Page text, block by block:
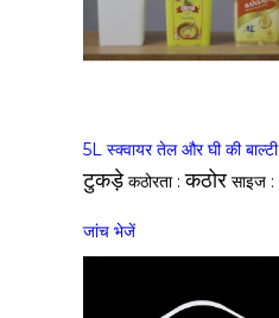
5L स्क्वायर तेल और घी की बाल्टी
टुकड़े कठोरता :कठोर साइज :
जांच भेजें